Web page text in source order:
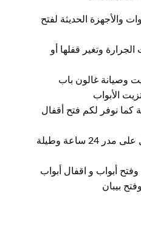
والأجهزة الحديثة لفتح
وتغير قفلها أو
وصيانة غالون باب
الأبواب
كما نوفر لكم فتح أقفال
نعمل من خلال ورشات متنقل على مدر 24 ساعة وطيلة
أبواب و اقفال أبواب
بيبان